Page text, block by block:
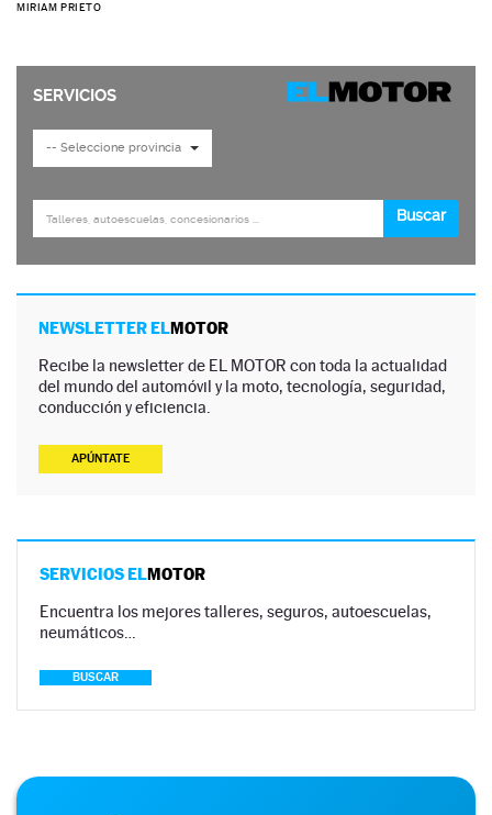
MIRIAM PRIETO
NEWSLETTER ELMOTOR
Recibe la newsletter de EL MOTOR con toda la actualidad
del mundo del automóvil y la moto, tecnología, seguridad,
conducción y eficiencia.
APÚNTATE
SERVICIOS ELMOTOR
Encuentra los mejores talleres, seguros, autoescuelas,
neumáticos…
BUSCAR